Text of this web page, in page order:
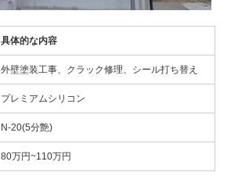
具体的な内容
外壁塗装工事、クラック修理、シール打ち替え
プレミアムシリコン
N-20(5分艶)
80万円~110万円